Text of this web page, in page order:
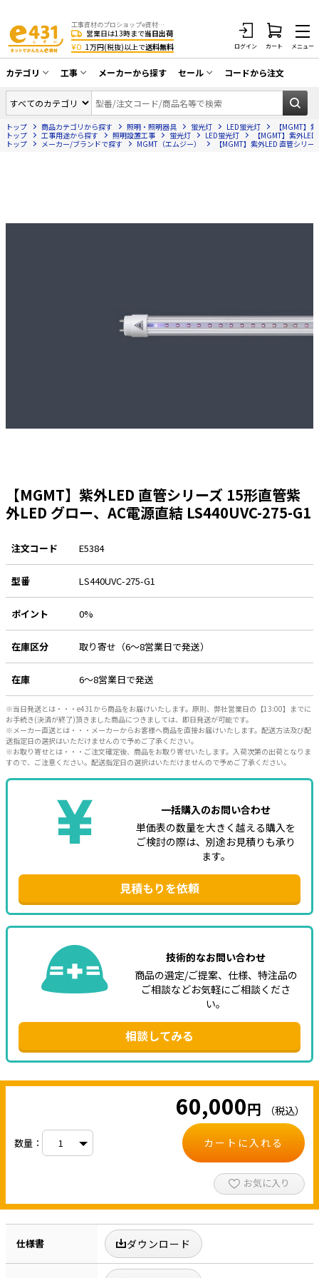
工事資材のプロショップe資材 CATV・アンテナ・防犯・光・LAN・電気・空調工事など
営業日は13時まで当日出荷
¥0 1万円(税抜)以上で送料無料 ログイン カート メニュー
カテゴリ
同軸ケーブル／テレビ用接栓／関連工具
アンテナ・取付金具・ブースター／CATV
部材類
PF管/FEP管/CD管/情報線保護管
EV充電設備工事関連
感染症関連
e431オリジナル
販売終了品
工事
CATV・アンテナ工事
光工事・FTTH工事
照明設置工事
太陽光発電工事
メーカーから探す セール
在庫一掃セール
コードから注文
トップ 商品カテゴリから探す 照明・照明器具 蛍光灯 LED蛍光灯
【MGMT】
トップ
工事用途から探す 照明設置工事 蛍光灯 LED蛍光灯
【MGMT】紫外
トップ
メーカー/ブランドで探す MGMT（エムジー） 【MGMT】紫外LED 直管シリ
【MGMT】紫外LED 直管シリーズ 15形直管紫
外LED グロー、AC電源直結 LS440UVC-275-G1
注文コード E5384
型番 LS440UVC-275-G1
ポイント 0%
在庫区分 取り寄せ（6～8営業日で発送）
在庫 6～8営業日で発送
※当日発送とは・・・e431から商品をお届けいたします。原則、弊社営業日の【13:00】までに
お手続き(決済が終了)頂きました商品につきましては、即日発送が可能です。
※メーカー直送とは・・・メーカーからお客様へ商品を直接お届けいたします。配送方法及び配
送指定日の選択はいただけませんので予めご了承ください。
※お取り寄せとは・・・ご注文確定後、商品をお取り寄せいたします。入荷次第の出荷となりま
すので、ご注意ください。配送指定日の選択はいただけませんので予めご了承ください。
一括購入のお問い合わせ
単価表の数量を大きく越える購入を
ご検討の際は、別途お見積りも承り
ます。
見積もりを依頼
技術的なお問い合わせ
商品の選定/ご提案、仕様、特注品の
ご相談などお気軽にご相談くださ
い。
相談してみる
60,000円 （税込）
数量： カートに入れる
お気に入り
仕様書 ダウンロード